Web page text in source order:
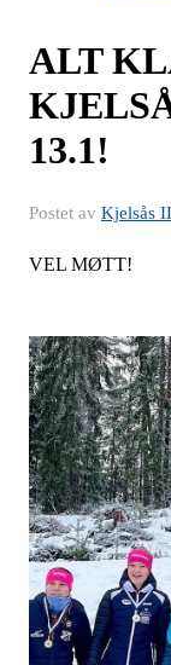
ALT
13.1!
Postet av Kjelsås
VEL MØTT!